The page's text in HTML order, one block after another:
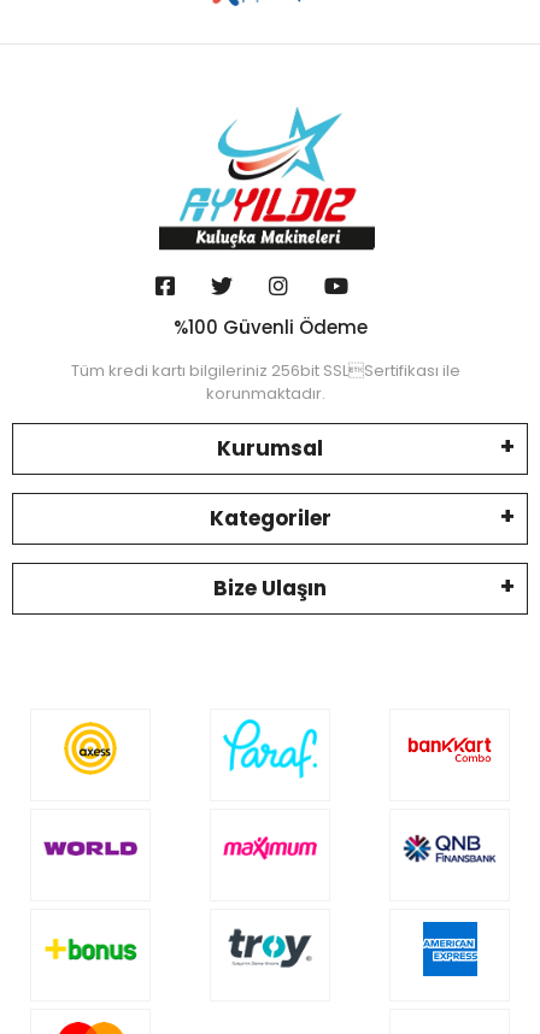
%100 Güvenli Ödeme
Tüm kredi kartı bilgileriniz 256bit SSLSertifikası ile
korunmaktadır.
Kurumsal
Kategoriler
Bize Ulaşın